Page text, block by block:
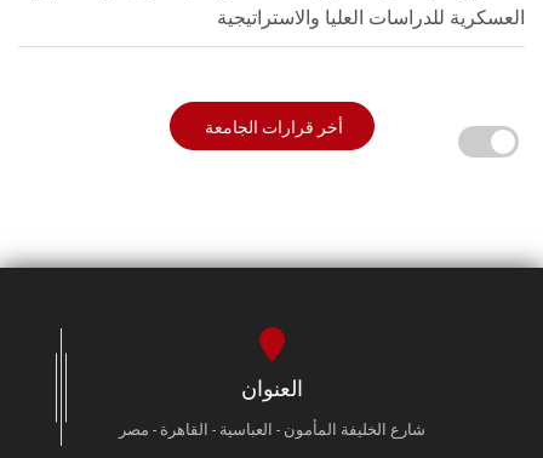
العسكرية للدراسات العليا والاستراتيجية
أخر قرارات الجامعة
العنوان
شارع الخليفة المأمون - العباسية - القاهرة - مصر